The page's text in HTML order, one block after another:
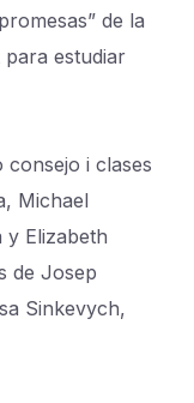
de la
estudiar
i clases
Michael
y Elizabeth
de Josep
Sinkevych,